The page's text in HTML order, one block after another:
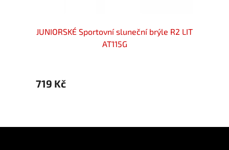
JUNIORSKÉ Sportovní sluneční brýle R2 LIT
AT115G
719 Kč